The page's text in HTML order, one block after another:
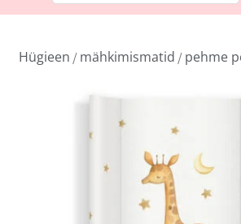
Hügieen / mähkimismatid / pehme